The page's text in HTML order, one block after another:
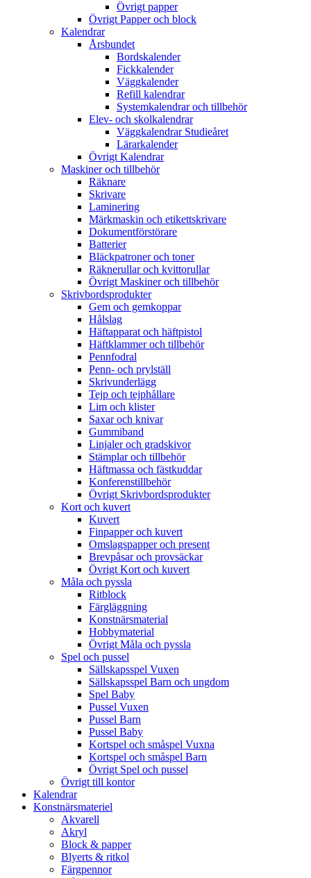
Övrigt papper
Övrigt Papper och block
Kalendrar
Årsbundet
Bordskalender
Fickkalender
Väggkalender
Refill kalendrar
Systemkalendrar och tillbehör
Elev- och skolkalendrar
Väggkalendrar Studieåret
Lärarkalender
Övrigt Kalendrar
Maskiner och tillbehör
Räknare
Skrivare
Laminering
Märkmaskin och etikettskrivare
Dokumentförstörare
Batterier
Bläckpatroner och toner
Räknerullar och kvittorullar
Övrigt Maskiner och tillbehör
Skrivbordsprodukter
Gem och gemkoppar
Hålslag
Häftapparat och häftpistol
Häftklammer och tillbehör
Pennfodral
Penn- och prylställ
Skrivunderlägg
Tejp och tejphållare
Lim och klister
Saxar och knivar
Gummiband
Linjaler och gradskivor
Stämplar och tillbehör
Häftmassa och fästkuddar
Konferenstillbehör
Övrigt Skrivbordsprodukter
Kort och kuvert
Kuvert
Finpapper och kuvert
Omslagspapper och present
Brevpåsar och provsäckar
Övrigt Kort och kuvert
Måla och pyssla
Ritblock
Färgläggning
Konstnärsmaterial
Hobbymaterial
Övrigt Måla och pyssla
Spel och pussel
Sällskapsspel Vuxen
Sällskapsspel Barn och ungdom
Spel Baby
Pussel Vuxen
Pussel Barn
Pussel Baby
Kortspel och småspel Vuxna
Kortspel och småspel Barn
Övrigt Spel och pussel
Övrigt till kontor
Kalendrar
Konstnärsmateriel
Akvarell
Akryl
Block & papper
Blyerts & ritkol
Färgpennor